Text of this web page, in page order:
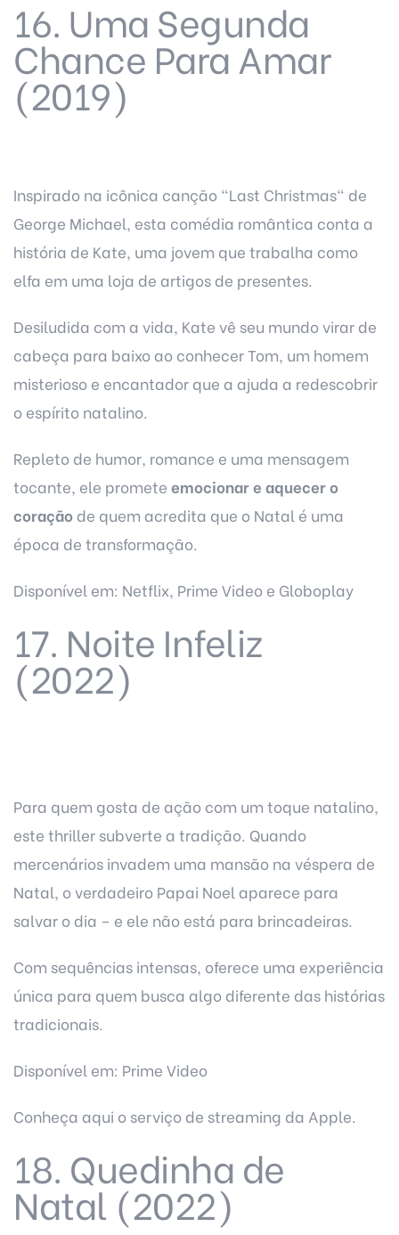
16. Uma Segunda
Chance Para Amar
(2019)
Inspirado na icônica canção "Last Christmas" de
George Michael, esta comédia romântica conta a
história de Kate, uma jovem que trabalha como
elfa em uma loja de artigos de presentes.
Desiludida com a vida, Kate vê seu mundo virar de
cabeça para baixo ao conhecer Tom, um homem
misterioso e encantador que a ajuda a redescobrir
o espírito natalino.
Repleto de humor, romance e uma mensagem
tocante, ele promete emocionar e aquecer o
coração de quem acredita que o Natal é uma
época de transformação.
Disponível em: Netflix, Prime Video e Globoplay
17. Noite Infeliz
(2022)
Para quem gosta de ação com um toque natalino,
este thriller subverte a tradição. Quando
mercenários invadem uma mansão na véspera de
Natal, o verdadeiro Papai Noel aparece para
salvar o dia – e ele não está para brincadeiras.
Com sequências intensas, oferece uma experiência
única para quem busca algo diferente das histórias
tradicionais.
Disponível em: Prime Video
Conheça aqui o serviço de streaming da Apple.
18. Quedinha de
Natal (2022)